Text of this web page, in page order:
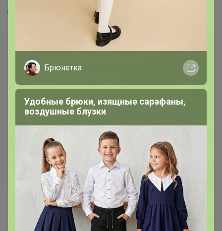
27.4K 412.9K 2.7K 10
Брюнетка
Удобные брюки, изящные сарафаны,
воздушные блузки